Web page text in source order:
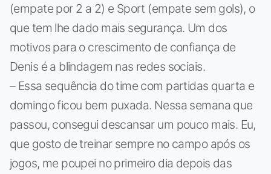
(empate por 2 a 2) e Sport (empate sem gols), o
que tem lhe dado mais segurança. Um dos
motivos para o crescimento de confiança de
Denis é a blindagem nas redes sociais.
– Essa sequência do time com partidas quarta e
domingo ficou bem puxada. Nessa semana que
passou, consegui descansar um pouco mais. Eu,
que gosto de treinar sempre no campo após os
jogos, me poupei no primeiro dia depois das